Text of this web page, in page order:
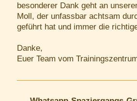
besonderer Dank geht an
Moll, der unfassbar achtsam
geführt hat und immer die
Danke,
Euer Team vom